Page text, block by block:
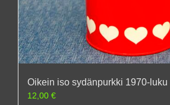
Oikein iso sydänpurkki 1970-luku
12,00 €